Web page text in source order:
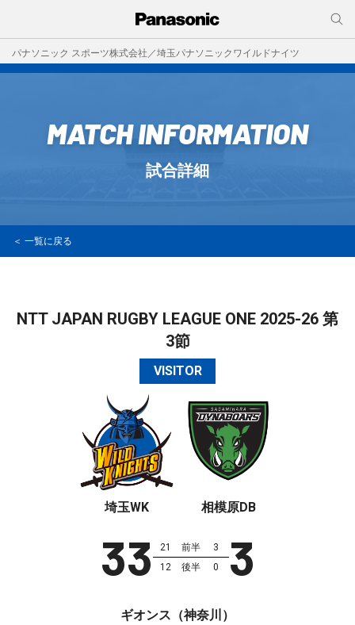
パナソニック スポーツ株式会社／埼玉パナソニックワイルドナイツ
MATCH INFORMATION
試合詳細
＜ 一覧に戻る
NTT JAPAN RUGBY LEAGUE ONE 2025-26 第
3節
VISITOR
埼玉WK
33 21 前半
3
12
後半 0 3
相模原DB
ギオンス（神奈川）